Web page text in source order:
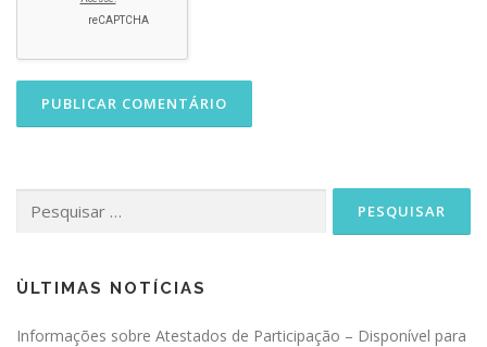
por:
ÙLTIMAS NOTÍCIAS
Informações sobre Atestados de Participação – Disponível para